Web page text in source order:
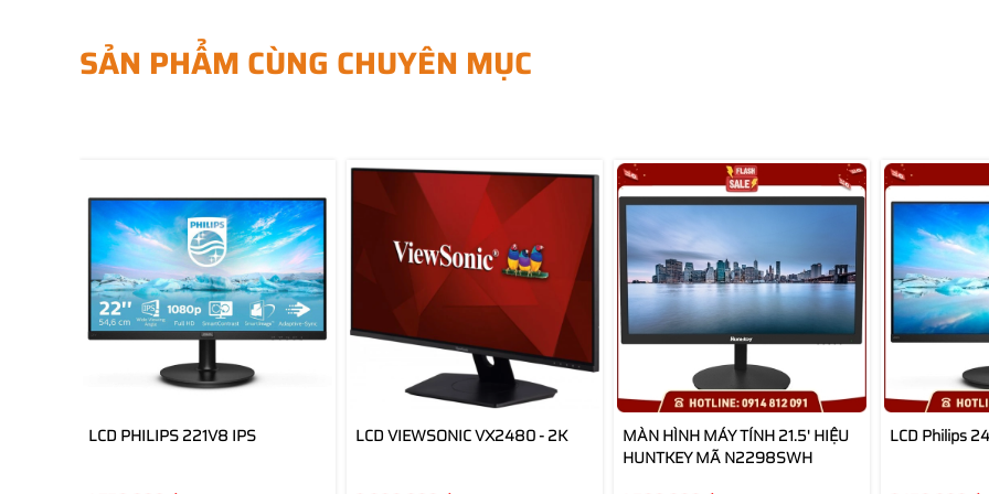
SẢN PHẨM CÙNG CHUYÊN MỤC
LCD PHILIPS 221V8 IPS LCD VIEWSONIC VX2480 - 2K
MÀN HÌNH MÁY TÍNH 21.5' HIỆU
HUNTKEY MÃ N2298SWH
LCD Philips